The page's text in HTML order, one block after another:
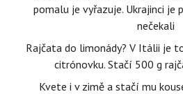
pomalu je vyřazuje. Ukrajinci je
nečekali
Rajčata do limonády? V Itálii je
citrónovku. Stačí 500 g
Kvete i v zimě a stačí mu